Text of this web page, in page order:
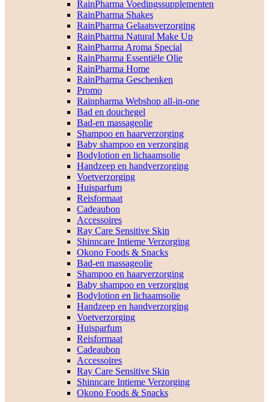
RainPharma Voedingssupplementen
RainPharma Shakes
RainPharma Gelaatsverzorging
RainPharma Natural Make Up
RainPharma Aroma Special
RainPharma Essentiële Olie
RainPharma Home
RainPharma Geschenken
Promo
Rainpharma Webshop all-in-one
Bad en douchegel
Bad-en massageolie
Shampoo en haarverzorging
Baby shampoo en verzorging
Bodylotion en lichaamsolie
Handzeep en handverzorging
Voetverzorging
Huisparfum
Reisformaat
Cadeaubon
Accessoires
Ray Care Sensitive Skin
Shinncare Intieme Verzorging
Okono Foods & Snacks
Bad-en massageolie
Shampoo en haarverzorging
Baby shampoo en verzorging
Bodylotion en lichaamsolie
Handzeep en handverzorging
Voetverzorging
Huisparfum
Reisformaat
Cadeaubon
Accessoires
Ray Care Sensitive Skin
Shinncare Intieme Verzorging
Okono Foods & Snacks